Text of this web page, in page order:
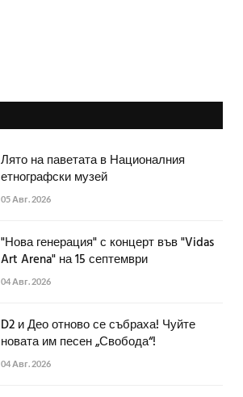
Лято на паветата в Националния
етнографски музей
05 Авг. 2026
"Нова генерация" с концерт във "Vidas
Art Arena" на 15 септември
04 Авг. 2026
D2 и Део отново се събраха! Чуйте
новата им песен „Свобода“!
04 Авг. 2026